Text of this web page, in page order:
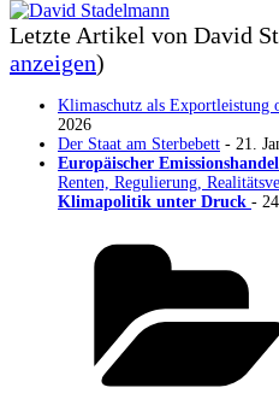
Letzte Artikel von David
anzeigen)
Klimaschutz als Exportleistung
2026
Der Staat am Sterbebett - 21.
Europäischer
Renten, Regulierung,
Klimapolitik unter Druck -